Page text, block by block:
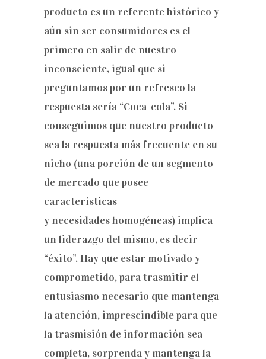
producto es un referente histórico y
aún sin ser consumidores es el
primero en salir de nuestro
inconsciente, igual que si
preguntamos por un refresco la
respuesta sería “Coca-cola”. Si
conseguimos que nuestro producto
sea la respuesta más frecuente en su
nicho (una porción de un segmento
de mercado que posee
características
y necesidades homogéneas) implica
un liderazgo del mismo, es decir
“éxito”. Hay que estar motivado y
comprometido, para trasmitir el
entusiasmo necesario que mantenga
la atención, imprescindible para que
la trasmisión de información sea
completa, sorprenda y mantenga la